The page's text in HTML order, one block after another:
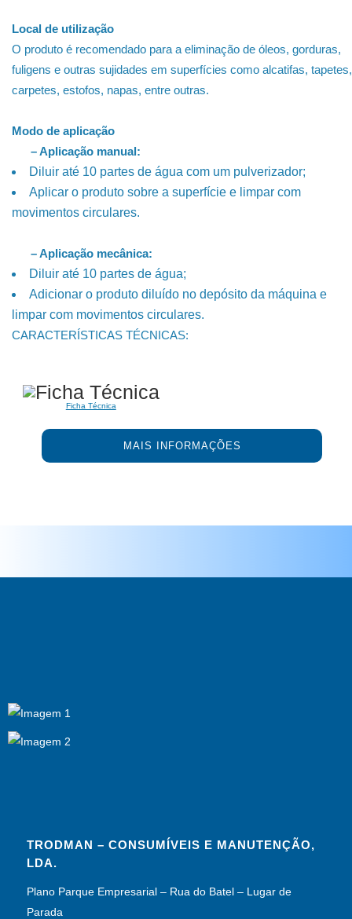
Local de utilização
O produto é recomendado para a eliminação de óleos, gorduras,
fuligens e outras sujidades em superfícies como alcatifas, tapetes,
carpetes, estofos, napas, entre outras.
Modo de aplicação
– Aplicação manual:
Diluir até 10 partes de água com um pulverizador;
Aplicar o produto sobre a superfície e limpar com
movimentos circulares.
– Aplicação mecânica:
Diluir até 10 partes de água;
Adicionar o produto diluído no depósito da máquina e
limpar com movimentos circulares.
CARACTERÍSTICAS TÉCNICAS:
Ficha Técnica
MAIS INFORMAÇÕES
TRODMAN – CONSUMÍVEIS E MANUTENÇÃO,
LDA.
Plano Parque Empresarial – Rua do Batel – Lugar de
Parada